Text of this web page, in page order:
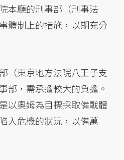
本廳的刑事部（刑事法
體制上的措施，以期充分
（東京地方法院八王子支
部，需承擔較大的負擔。
以奧姆為目標採取備戰體
入危機的狀況，以備萬